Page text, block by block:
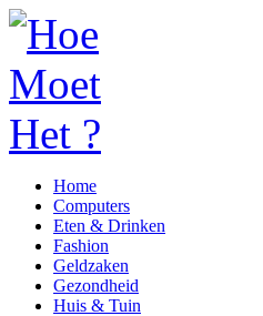
Home
Computers
Eten & Drinken
Fashion
Geldzaken
Gezondheid
Huis & Tuin